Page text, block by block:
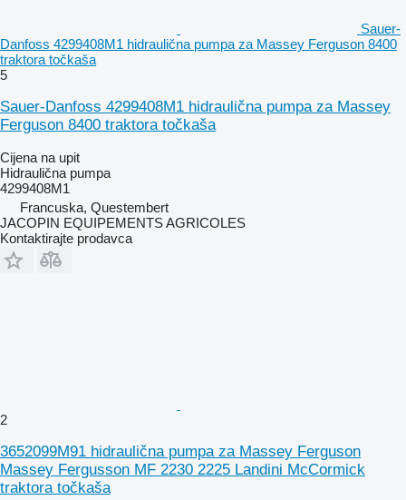
Sauer-
Danfoss 4299408M1 hidraulična pumpa za Massey Ferguson 8400
traktora točkaša
5
Sauer-Danfoss 4299408M1 hidraulična pumpa za Massey
Ferguson 8400 traktora točkaša
Cijena na upit
Hidraulična pumpa
4299408M1
Francuska, Questembert
JACOPIN EQUIPEMENTS AGRICOLES
Kontaktirajte prodavca
2
3652099M91 hidraulična pumpa za Massey Ferguson
Massey Fergusson MF 2230 2225 Landini McCormick
traktora točkaša